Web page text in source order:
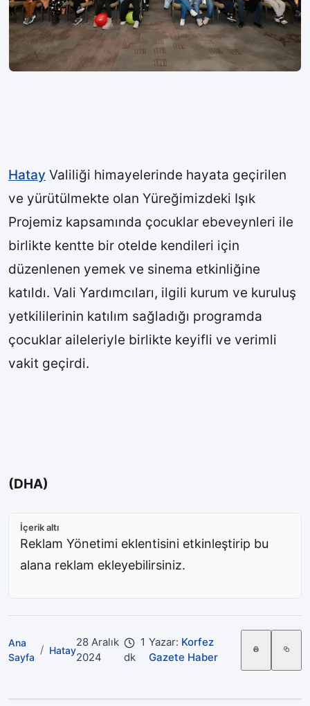
Hatay Valiliği himayelerinde hayata geçirilen
ve yürütülmekte olan Yüreğimizdeki Işık
Projemiz kapsamında çocuklar ebeveynleri ile
birlikte kentte bir otelde kendileri için
düzenlenen yemek ve sinema etkinliğine
katıldı. Vali Yardımcıları, ilgili kurum ve kuruluş
yetkililerinin katılım sağladığı programda
çocuklar aileleriyle birlikte keyifli ve verimli
vakit geçirdi.
(DHA)
İçerik altı
Reklam Yönetimi eklentisini etkinleştirip bu
alana reklam ekleyebilirsiniz.
Ana
Sayfa
/ Hatay
28 Aralık
2024
1
dk
Yazar: Korfez
Gazete Haber